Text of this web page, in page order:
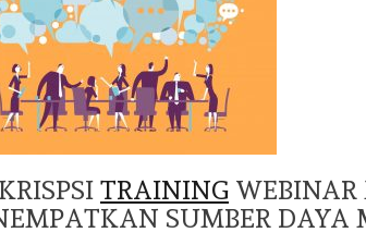
TRAINING WEBINAR
SUMBER DAYA